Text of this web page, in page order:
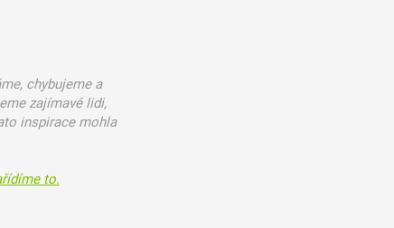
chybujeme a
zajímavé lidi,
inspirace mohla
to.